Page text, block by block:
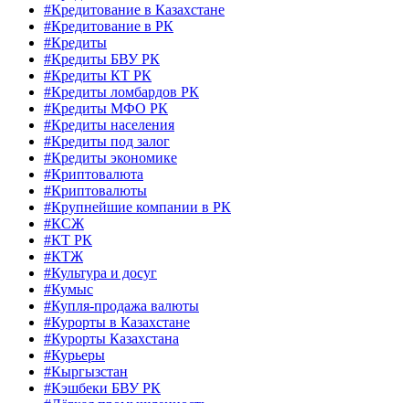
#Кредитование в Казахстане
#Кредитование в РК
#Кредиты
#Кредиты БВУ РК
#Кредиты КТ РК
#Кредиты ломбардов РК
#Кредиты МФО РК
#Кредиты населения
#Кредиты под залог
#Кредиты экономике
#Криптовалюта
#Криптовалюты
#Крупнейшие компании в РК
#КСЖ
#КТ РК
#КТЖ
#Культура и досуг
#Кумыс
#Купля-продажа валюты
#Курорты в Казахстане
#Курорты Казахстана
#Курьеры
#Кыргызстан
#Кэшбеки БВУ РК